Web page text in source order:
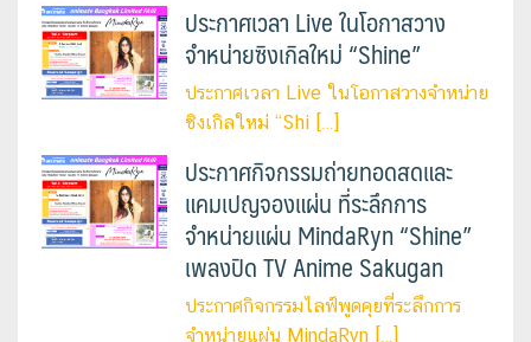
ประกาศเวลา Live ในโอกาสวาง
จำหน่ายซิงเกิลใหม่ “Shine”
ประกาศเวลา Live ในโอกาสวางจำหน่าย
ซิงเกิลใหม่ “Shi […]
ประกาศกิจกรรมถ่ายทอดสดและ
แคมเปญจองแผ่น ที่ระลึกการ
จำหน่ายแผ่น MindaRyn “Shine”
เพลงปิด TV Anime Sakugan
ประกาศกิจกรรมไลฟ์พูดคุยที่ระลึกการ
จำหน่ายแผ่น MindaRyn […]